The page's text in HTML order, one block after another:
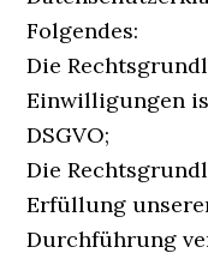
Folgendes:
Die
Einwilligungen
DSGVO;
Die
Erfüllung
Durchführung